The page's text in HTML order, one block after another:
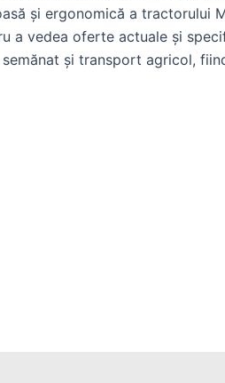
și ergonomică a tractorului
a vedea oferte actuale și
și transport agricol,